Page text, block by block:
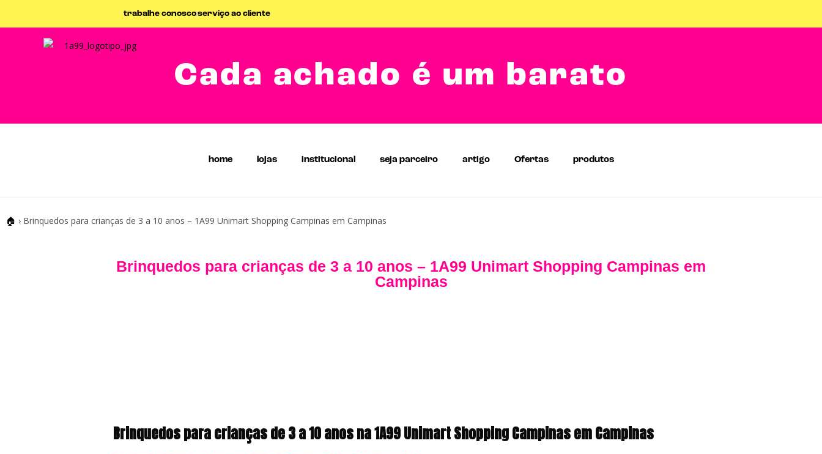
trabalhe conoscoserviço ao cliente
Cada achado é um barato
home lojas institucional seja parceiro artigo Ofertas produtos
🏠 › Brinquedos para crianças de 3 a 10 anos – 1A99 Unimart Shopping Campinas em Campinas
Brinquedos para crianças de 3 a 10 anos – 1A99 Unimart Shopping Campinas em
Campinas
Brinquedos para crianças de 3 a 10 anos na 1A99 Unimart Shopping Campinas em Campinas